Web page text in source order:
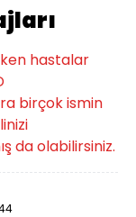
hastalar
birçok ismin
da olabilirsiniz.